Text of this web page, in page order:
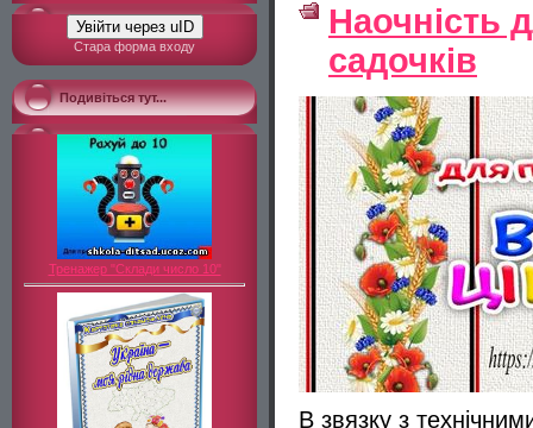
Увійти через uID
Стара форма входу
Подивіться тут...
Тренажер "Склади число 10"
Наочність
садочків
В звязку з